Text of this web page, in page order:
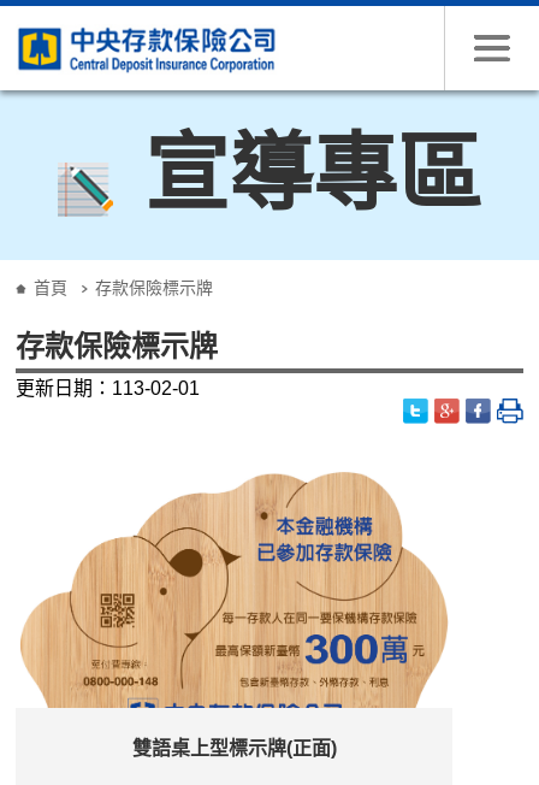
宣導專區
首頁 存款保險標示牌
存款保險標示牌
更新日期：113-02-01
雙語桌上型標示牌(正面)